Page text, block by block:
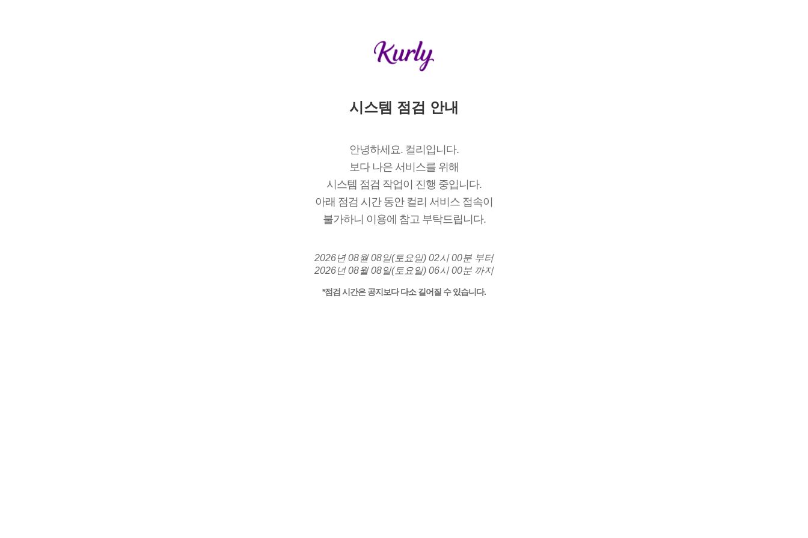
시스템 점검 안내
안녕하세요. 컬리입니다.
보다 나은 서비스를 위해
시스템 점검 작업이 진행 중입니다.
아래 점검 시간 동안 컬리 서비스 접속이
불가하니 이용에 참고 부탁드립니다.
2026년 08월 08일(토요일) 02시 00분 부터
2026년 08월 08일(토요일) 06시 00분 까지
*점검 시간은 공지보다 다소 길어질 수 있습니다.